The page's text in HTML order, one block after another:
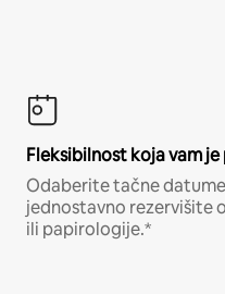
Fleksibilnost koja vam
Odaberite tačne
jednostavno rezervišite
ili papirologije.*